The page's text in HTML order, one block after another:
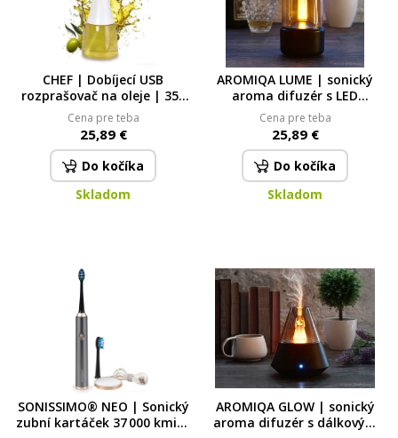
CHEF | Dobíjecí USB
rozprašovač na oleje | 350
ml | ekologická náhrada
sprejů na pečení & smažení
350 ml
Cena pre teba
25,89 €
Do kočíka
Skladom
AROMIQA LUME | sonický
aroma difuzér s LED
osvětlením | USB-C napájení
Cena pre teba
25,89 €
Do kočíka
Skladom
SONISSIMO® NEO | Sonický
zubní kartáček 37 000 kmitů
AROMIQA GLOW | sonický
aroma difuzér s dálkovým